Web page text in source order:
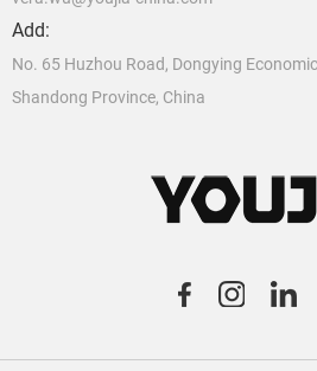
Add:
No. 65 Huzhou Road, Dongying
Shandong Province, China